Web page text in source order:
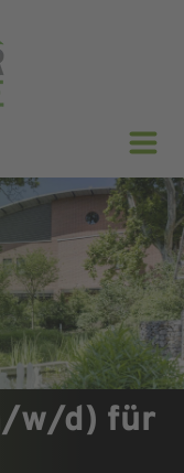
w/d) für